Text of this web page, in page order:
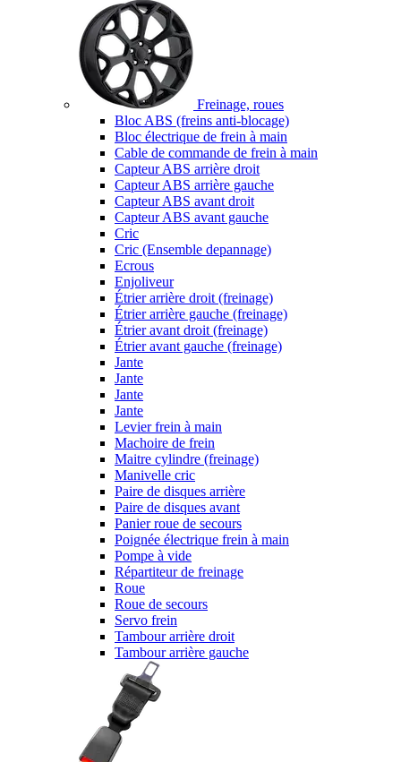
Freinage, roues
Bloc ABS (freins anti-blocage)
Bloc électrique de frein à main
Cable de commande de frein à main
Capteur ABS arrière droit
Capteur ABS arrière gauche
Capteur ABS avant droit
Capteur ABS avant gauche
Cric
Cric (Ensemble depannage)
Ecrous
Enjoliveur
Étrier arrière droit (freinage)
Étrier arrière gauche (freinage)
Étrier avant droit (freinage)
Étrier avant gauche (freinage)
Jante
Jante
Jante
Jante
Levier frein à main
Machoire de frein
Maitre cylindre (freinage)
Manivelle cric
Paire de disques arrière
Paire de disques avant
Panier roue de secours
Poignée électrique frein à main
Pompe à vide
Répartiteur de freinage
Roue
Roue de secours
Servo frein
Tambour arrière droit
Tambour arrière gauche